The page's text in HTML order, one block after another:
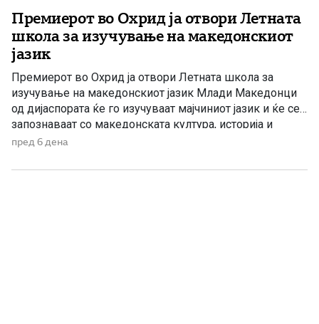
Премиерот во Охрид ја отвори Летната
школа за изучување на македонскиот
јазик
Премиерот во Охрид ја отвори Летната школа за
изучување на македонскиот јазик Млади Македонци
од дијаспората ќе го изучуваат мајчиниот јазик и ќе се
запознаваат со македонската култура, историја и
традиција Премиерот на Владата на Република
изучување на македонскиот јазик, на која учествуваат
пред 6 дена